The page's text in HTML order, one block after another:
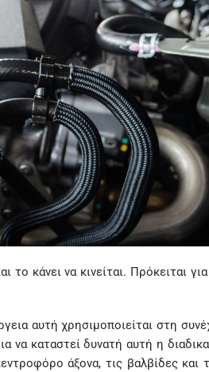
κάνει να κινείται. Πρόκειται
αυτή χρησιμοποιείται στη
να καταστεί δυνατή αυτή η
άξονα, τις βαλβίδες και